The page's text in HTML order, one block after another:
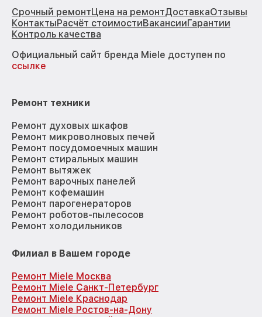
Срочный ремонтЦена на ремонтДоставкаОтзывы
КонтактыРасчёт стоимостиВакансииГарантии
Контроль качества
Официальный сайт бренда Miele доступен по
ссылке
Ремонт техники
Ремонт духовых шкафов
Ремонт микроволновых печей
Ремонт посудомоечных машин
Ремонт стиральных машин
Ремонт вытяжек
Ремонт варочных панелей
Ремонт кофемашин
Ремонт парогенераторов
Ремонт роботов-пылесосов
Ремонт холодильников
Филиал в Вашем городе
Ремонт Miele Москва
Ремонт Miele Санкт-Петербург
Ремонт Miele Краснодар
Ремонт Miele Ростов-на-Дону